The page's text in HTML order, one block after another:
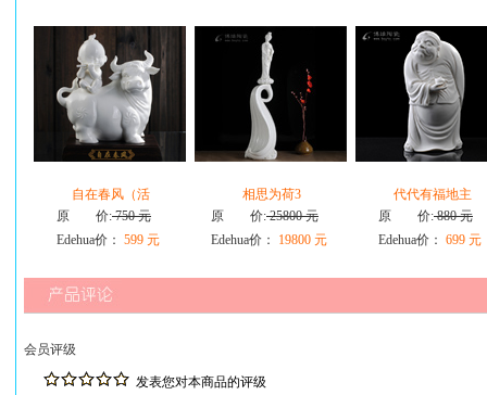
自在春风（活
原 价:750 元
Edehua价： 599 元
相思为荷3
原 价:25800 元
Edehua价：
19800 元
代代有福地主
原 价:880 元
Edehua价： 699 元
会员评级
发表您对本商品的评级